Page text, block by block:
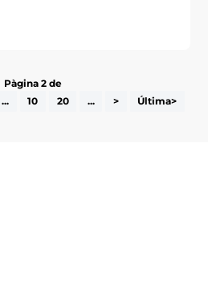
Pàgina 2 de
... 10 20 ... > Última>